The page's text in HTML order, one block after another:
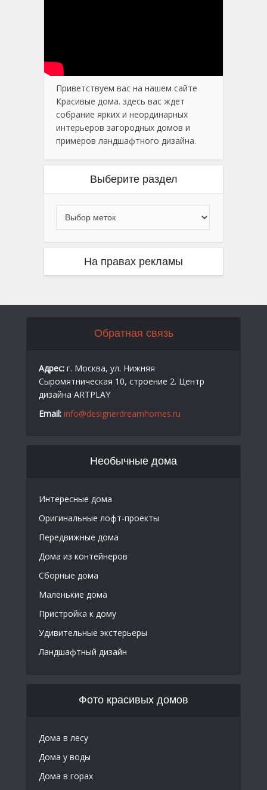
Приветствуем вас на нашем сайте
Красивые дома. здесь вас ждет
собрание ярких и неординарных
интерьеров загородных домов и
примеров ландшафтного дизайна.
Выберите раздел
На правах рекламы
Обратная связь
Адрес: г. Москва, ул. Нижняя
Сыромятническая 10, строение 2. Центр
дизайна ARTPLAY
Email: info@designerdreamhomes.ru
Необычные дома
Интересные дома
Оригинальные лофт-проекты
Передвижные дома
Дома из контейнеров
Сборные дома
Маленькие дома
Пристройка к дому
Удивительные экстерьеры
Ландшафтный дизайн
Фото красивых домов
Дома в лесу
Дома у воды
Дома в горах